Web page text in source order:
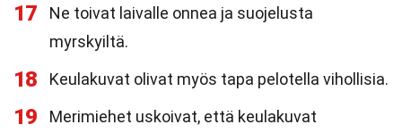
17
Ne toivat laivalle onnea ja suojelusta
myrskyiltä.
18 Keulakuvat olivat myös tapa pelotella vihollisia.
19
Merimiehet uskoivat, että keulakuvat